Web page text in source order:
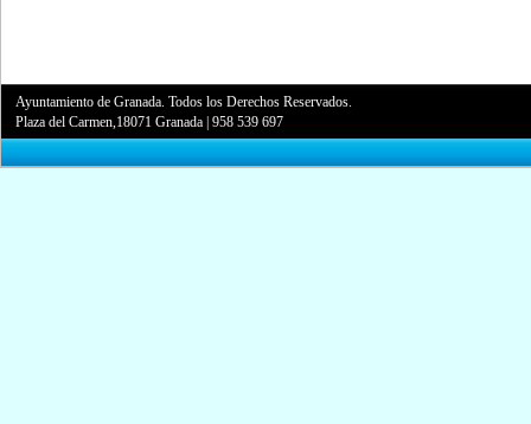
Ayuntamiento de Granada. Todos los Derechos Reservados.
Plaza del Carmen,18071 Granada |958 539 697